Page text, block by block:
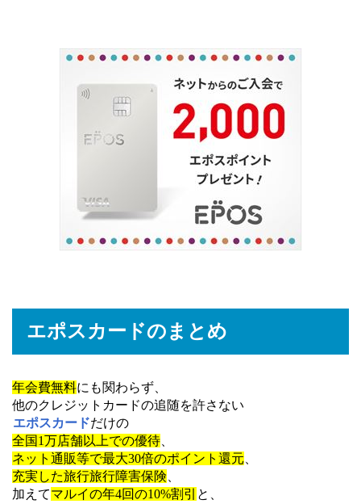
エポスカードのまとめ
年会費無料にも関わらず、
他のクレジットカードの追随を許さない
エポスカードだけの
全国1万店舗以上での優待
ネット通販等で最大30倍のポイント還元
充実した旅行旅行障害保険
加えてマルイの年4回の10%割引 と、